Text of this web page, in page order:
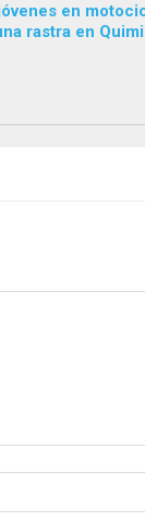
en
rastra en